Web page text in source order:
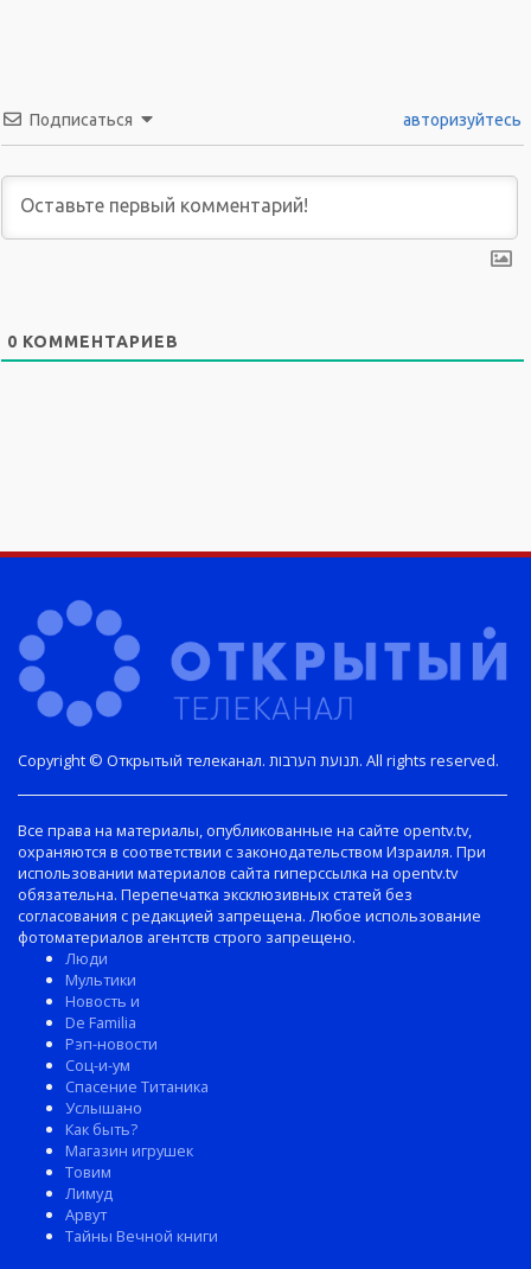
Подписаться авторизуйтесь
0 КОММЕНТАРИЕВ
Copyright © Открытый телеканал. תנועת הערבות. All rights reserved.
Все права на материалы, опубликованные на сайте opentv.tv,
охраняются в соответствии с законодательством Израиля. При
использовании материалов сайта гиперссылка на opentv.tv
обязательна. Перепечатка эксклюзивных статей без
согласования с редакцией запрещена. Любое использование
фотоматериалов агентств строго запрещено.
Люди
Мультики
Новость и
De Familia
Рэп-новости
Соц-и-ум
Спасение Титаника
Услышано
Как быть?
Магазин игрушек
Товим
Лимуд
Арвут
Тайны Вечной книги